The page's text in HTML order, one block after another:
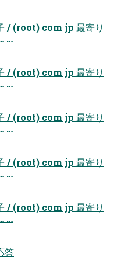
/ (root) com jp 最寄り
…
/ (root) com jp 最寄り
…
/ (root) com jp 最寄り
…
/ (root) com jp 最寄り
…
/ (root) com jp 最寄り
…
答